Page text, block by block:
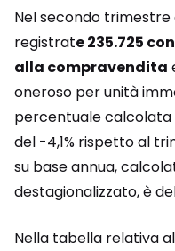
Nel secondo trimestre
registrate 235.725
alla compravendita
oneroso per unità
percentuale calcolata
del -4,1% rispetto al
su base annua,
destagionalizzato, è del
Nella tabella relativa